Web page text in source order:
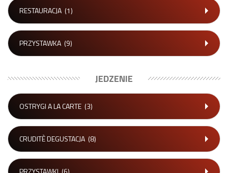
RESTAURACJA (1)
PRZYSTAWKA (9)
JEDZENIE
OSTRYGI A LA CARTE (3)
CRUDITÈ DEGUSTACJA (8)